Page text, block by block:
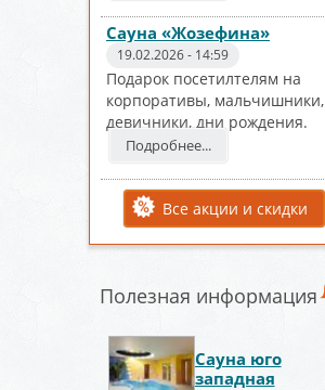
Сауна «Жозефина»
19.02.2026 - 14:59
Подарок посетилтелям на
корпоративы, мальчишники,
девичники, дни рождения.
Подробнее...
Все акции и скидки
Полезная информация
Сауна юго
западная